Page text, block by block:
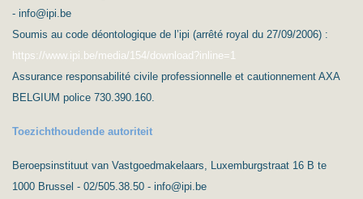
- info@ipi.be
Soumis au code déontologique de l’ipi (arrêté royal du 27/09/2006) :
https://www.ipi.be/media/154/download?inline=1
Assurance responsabilité civile professionnelle et cautionnement AXA
BELGIUM police 730.390.160.
Toezichthoudende autoriteit
Beroepsinstituut van Vastgoedmakelaars, Luxemburgstraat 16 B te
1000 Brussel - 02/505.38.50 - info@ipi.be